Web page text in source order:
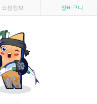
쇼핑정보 장바구니